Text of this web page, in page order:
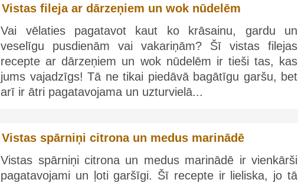
Vistas fileja ar dārzeņiem un wok nūdelēm
Vai vēlaties pagatavot kaut ko krāsainu, gardu un
veselīgu pusdienām vai vakariņām? Šī vistas filejas
recepte ar dārzeņiem un wok nūdelēm ir tieši tas, kas
jums vajadzīgs! Tā ne tikai piedāvā bagātīgu garšu, bet
arī ir ātri pagatavojama un uzturvielā...
Vistas spārniņi citrona un medus marinādē
Vistas spārniņi citrona un medus marinādē ir vienkārši
pagatavojami un ļoti garšīgi. Šī recepte ir lieliska, jo tā